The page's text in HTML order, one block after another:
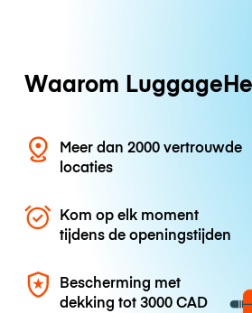
Waarom
Meer dan 2000 vertrouwde
locaties
Kom op elk moment
tijdens de openingstijden
Bescherming met
dekking tot3000 CAD